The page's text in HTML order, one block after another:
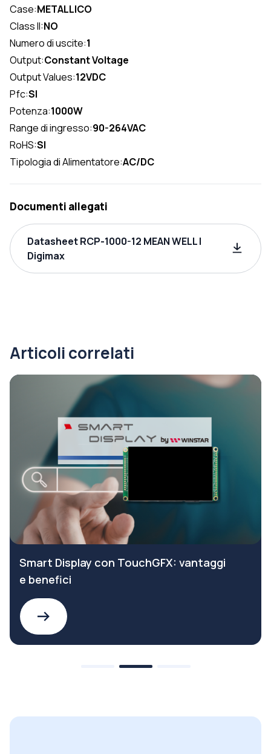
Case:METALLICO
Class II:NO
Numero di uscite:1
Output:Constant Voltage
Output Values:12VDC
Pfc:SI
Potenza:1000W
Range di ingresso:90-264VAC
RoHS:SI
Tipologia di Alimentatore:AC/DC
Documenti allegati
Datasheet RCP-1000-12 MEAN WELL |
Digimax
Articoli correlati
Smart Display con TouchGFX: vantaggi
e benefici